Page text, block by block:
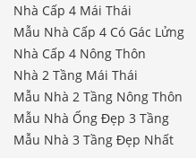
Nhà Cấp 4 Mái Thái
Mẫu Nhà Cấp 4 Có Gác Lửng
Nhà Cấp 4 Nông Thôn
Nhà 2 Tầng Mái Thái
Mẫu Nhà 2 Tầng Nông Thôn
Mẫu Nhà Ống Đẹp 3 Tầng
Mẫu Nhà 3 Tầng Đẹp Nhất